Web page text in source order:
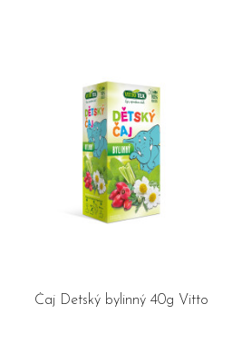
Čaj Detský bylinný 40g Vitto